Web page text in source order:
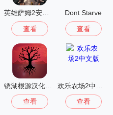
英雄萨姆2安卓版
查看
Dont Starve
查看
查看 查看